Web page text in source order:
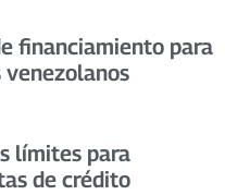
financiamiento para
venezolanos
límites para
de crédito